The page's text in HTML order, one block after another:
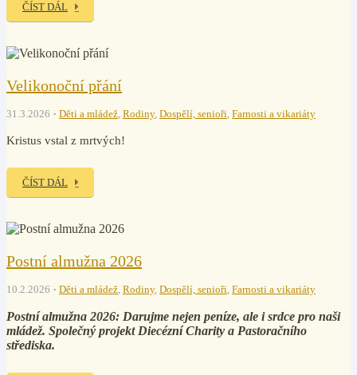
ČÍST DÁL
Velikonoční přání
31.3.2026 Děti a mládež, Rodiny, Dospělí, senioři, Farnosti a vikariáty
Kristus vstal z mrtvých!
ČÍST DÁL
Postní almužna 2026
10.2.2026 Děti a mládež, Rodiny, Dospělí, senioři, Farnosti a vikariáty
Postní almužna 2026: Darujme nejen peníze, ale i srdce pro naši
mládež. Společný projekt Diecézní Charity a Pastoračního
střediska.